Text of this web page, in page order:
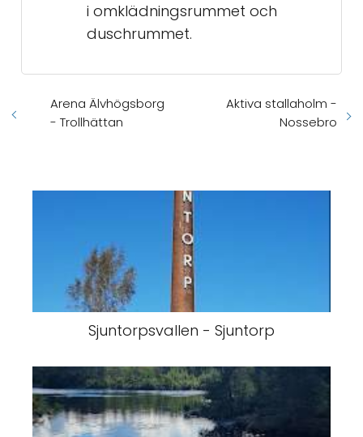
i omklädningsrummet och
duschrummet.
Arena Älvhögsborg
- Trollhättan
Aktiva stallaholm -
Nossebro
Sjuntorpsvallen - Sjuntorp